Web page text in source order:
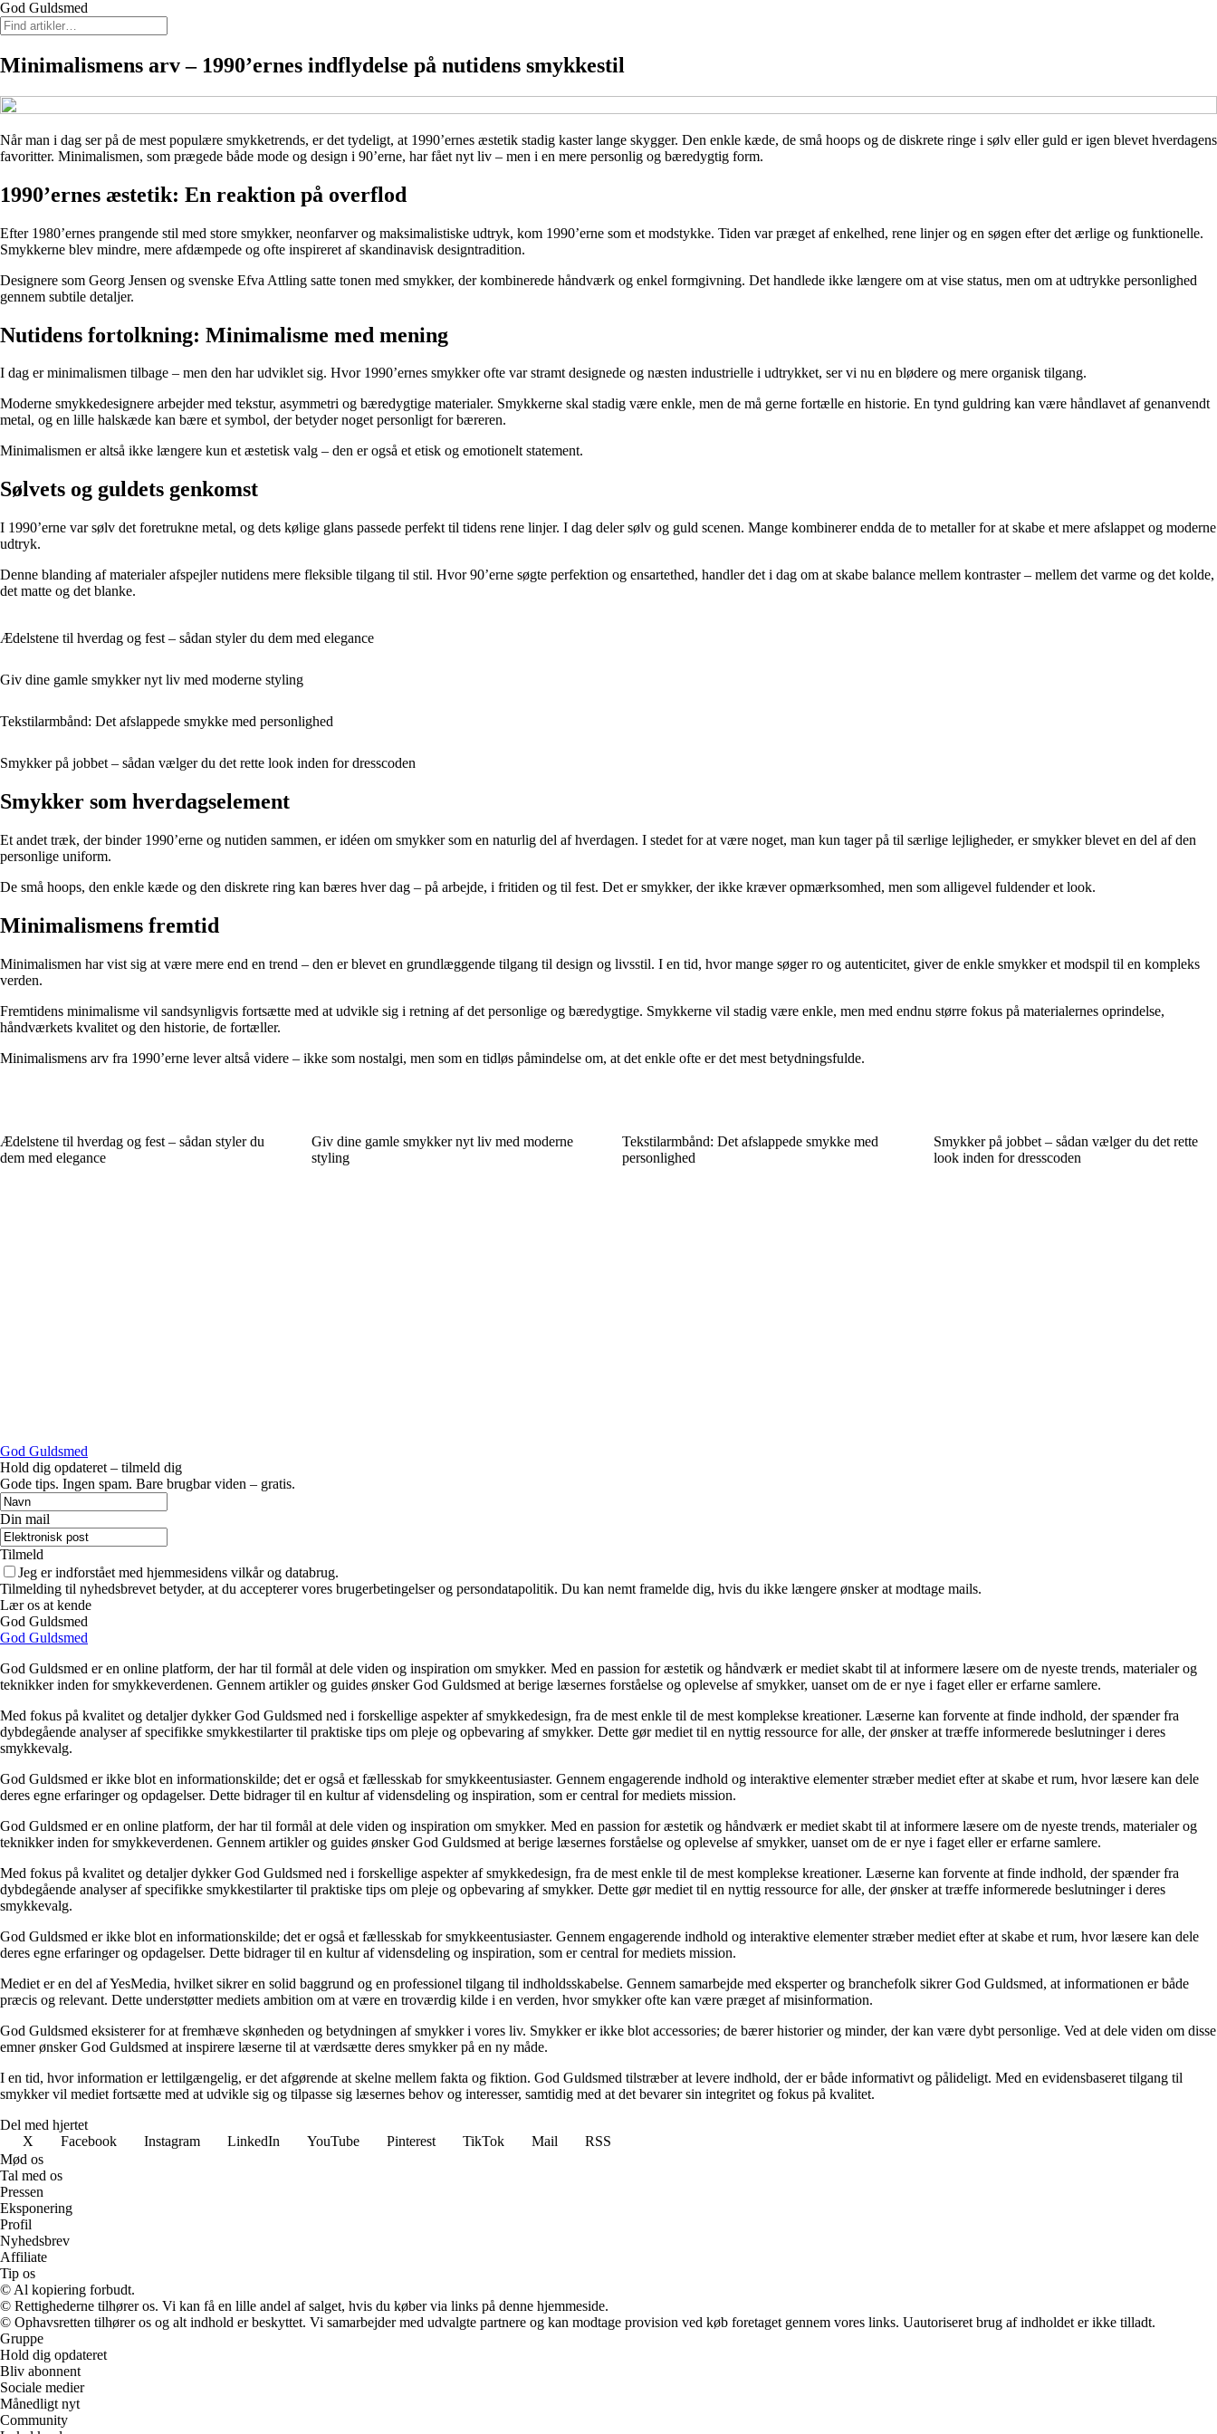
God Guldsmed
Minimalismens arv – 1990’ernes indflydelse på nutidens smykkestil
Når man i dag ser på de mest populære smykketrends, er det tydeligt, at 1990’ernes æstetik stadig kaster lange skygger. Den enkle kæde, de små hoops og de diskrete ringe i sølv eller guld er igen blevet hverdagens
favoritter. Minimalismen, som prægede både mode og design i 90’erne, har fået nyt liv – men i en mere personlig og bæredygtig form.
1990’ernes æstetik: En reaktion på overflod
Efter 1980’ernes prangende stil med store smykker, neonfarver og maksimalistiske udtryk, kom 1990’erne som et modstykke. Tiden var præget af enkelhed, rene linjer og en søgen efter det ærlige og funktionelle.
Smykkerne blev mindre, mere afdæmpede og ofte inspireret af skandinavisk designtradition.
Designere som Georg Jensen og svenske Efva Attling satte tonen med smykker, der kombinerede håndværk og enkel formgivning. Det handlede ikke længere om at vise status, men om at udtrykke personlighed
gennem subtile detaljer.
Nutidens fortolkning: Minimalisme med mening
I dag er minimalismen tilbage – men den har udviklet sig. Hvor 1990’ernes smykker ofte var stramt designede og næsten industrielle i udtrykket, ser vi nu en blødere og mere organisk tilgang.
Moderne smykkedesignere arbejder med tekstur, asymmetri og bæredygtige materialer. Smykkerne skal stadig være enkle, men de må gerne fortælle en historie. En tynd guldring kan være håndlavet af genanvendt
metal, og en lille halskæde kan bære et symbol, der betyder noget personligt for bæreren.
Minimalismen er altså ikke længere kun et æstetisk valg – den er også et etisk og emotionelt statement.
Sølvets og guldets genkomst
I 1990’erne var sølv det foretrukne metal, og dets kølige glans passede perfekt til tidens rene linjer. I dag deler sølv og guld scenen. Mange kombinerer endda de to metaller for at skabe et mere afslappet og moderne
udtryk.
Denne blanding af materialer afspejler nutidens mere fleksible tilgang til stil. Hvor 90’erne søgte perfektion og ensartethed, handler det i dag om at skabe balance mellem kontraster – mellem det varme og det kolde,
det matte og det blanke.
Ædelstene til hverdag og fest – sådan styler du dem med elegance
Giv dine gamle smykker nyt liv med moderne styling
Tekstilarmbånd: Det afslappede smykke med personlighed
Smykker på jobbet – sådan vælger du det rette look inden for dresscoden
Smykker som hverdagselement
Et andet træk, der binder 1990’erne og nutiden sammen, er idéen om smykker som en naturlig del af hverdagen. I stedet for at være noget, man kun tager på til særlige lejligheder, er smykker blevet en del af den
personlige uniform.
De små hoops, den enkle kæde og den diskrete ring kan bæres hver dag – på arbejde, i fritiden og til fest. Det er smykker, der ikke kræver opmærksomhed, men som alligevel fuldender et look.
Minimalismens fremtid
Minimalismen har vist sig at være mere end en trend – den er blevet en grundlæggende tilgang til design og livsstil. I en tid, hvor mange søger ro og autenticitet, giver de enkle smykker et modspil til en kompleks
verden.
Fremtidens minimalisme vil sandsynligvis fortsætte med at udvikle sig i retning af det personlige og bæredygtige. Smykkerne vil stadig være enkle, men med endnu større fokus på materialernes oprindelse,
håndværkets kvalitet og den historie, de fortæller.
Minimalismens arv fra 1990’erne lever altså videre – ikke som nostalgi, men som en tidløs påmindelse om, at det enkle ofte er det mest betydningsfulde.
Ædelstene til hverdag og fest – sådan styler du
dem med elegance
Giv dine gamle smykker nyt liv med moderne
styling
Tekstilarmbånd: Det afslappede smykke med
personlighed
Smykker på jobbet – sådan vælger du det rette
look inden for dresscoden
God Guldsmed
Hold dig opdateret – tilmeld dig
Gode tips. Ingen spam. Bare brugbar viden – gratis.
Din mail
Tilmeld
Jeg er indforstået med hjemmesidens vilkår og databrug.
Tilmelding til nyhedsbrevet betyder, at du accepterer vores brugerbetingelser og persondatapolitik. Du kan nemt framelde dig, hvis du ikke længere ønsker at modtage mails.
Lær os at kende
God Guldsmed
God Guldsmed
God Guldsmed er en online platform, der har til formål at dele viden og inspiration om smykker. Med en passion for æstetik og håndværk er mediet skabt til at informere læsere om de nyeste trends, materialer og
teknikker inden for smykkeverdenen. Gennem artikler og guides ønsker God Guldsmed at berige læsernes forståelse og oplevelse af smykker, uanset om de er nye i faget eller er erfarne samlere.
Med fokus på kvalitet og detaljer dykker God Guldsmed ned i forskellige aspekter af smykkedesign, fra de mest enkle til de mest komplekse kreationer. Læserne kan forvente at finde indhold, der spænder fra
dybdegående analyser af specifikke smykkestilarter til praktiske tips om pleje og opbevaring af smykker. Dette gør mediet til en nyttig ressource for alle, der ønsker at træffe informerede beslutninger i deres
smykkevalg.
God Guldsmed er ikke blot en informationskilde; det er også et fællesskab for smykkeentusiaster. Gennem engagerende indhold og interaktive elementer stræber mediet efter at skabe et rum, hvor læsere kan dele
deres egne erfaringer og opdagelser. Dette bidrager til en kultur af vidensdeling og inspiration, som er central for mediets mission.
God Guldsmed er en online platform, der har til formål at dele viden og inspiration om smykker. Med en passion for æstetik og håndværk er mediet skabt til at informere læsere om de nyeste trends, materialer og
teknikker inden for smykkeverdenen. Gennem artikler og guides ønsker God Guldsmed at berige læsernes forståelse og oplevelse af smykker, uanset om de er nye i faget eller er erfarne samlere.
Med fokus på kvalitet og detaljer dykker God Guldsmed ned i forskellige aspekter af smykkedesign, fra de mest enkle til de mest komplekse kreationer. Læserne kan forvente at finde indhold, der spænder fra
dybdegående analyser af specifikke smykkestilarter til praktiske tips om pleje og opbevaring af smykker. Dette gør mediet til en nyttig ressource for alle, der ønsker at træffe informerede beslutninger i deres
smykkevalg.
God Guldsmed er ikke blot en informationskilde; det er også et fællesskab for smykkeentusiaster. Gennem engagerende indhold og interaktive elementer stræber mediet efter at skabe et rum, hvor læsere kan dele
deres egne erfaringer og opdagelser. Dette bidrager til en kultur af vidensdeling og inspiration, som er central for mediets mission.
Mediet er en del af YesMedia, hvilket sikrer en solid baggrund og en professionel tilgang til indholdsskabelse. Gennem samarbejde med eksperter og branchefolk sikrer God Guldsmed, at informationen er både
præcis og relevant. Dette understøtter mediets ambition om at være en troværdig kilde i en verden, hvor smykker ofte kan være præget af misinformation.
God Guldsmed eksisterer for at fremhæve skønheden og betydningen af smykker i vores liv. Smykker er ikke blot accessories; de bærer historier og minder, der kan være dybt personlige. Ved at dele viden om disse
emner ønsker God Guldsmed at inspirere læserne til at værdsætte deres smykker på en ny måde.
I en tid, hvor information er lettilgængelig, er det afgørende at skelne mellem fakta og fiktion. God Guldsmed tilstræber at levere indhold, der er både informativt og pålideligt. Med en evidensbaseret tilgang til
smykker vil mediet fortsætte med at udvikle sig og tilpasse sig læsernes behov og interesser, samtidig med at det bevarer sin integritet og fokus på kvalitet.
Del med hjertet
X
Facebook Instagram LinkedIn YouTube Pinterest TikTok Mail
RSS
Mød os
Tal med os
Pressen
Eksponering
Profil
Nyhedsbrev
Affiliate
Tip os
© Al kopiering forbudt.
© Rettighederne tilhører os. Vi kan få en lille andel af salget, hvis du køber via links på denne hjemmeside.
© Ophavsretten tilhører os og alt indhold er beskyttet. Vi samarbejder med udvalgte partnere og kan modtage provision ved køb foretaget gennem vores links. Uautoriseret brug af indholdet er ikke tilladt.
Gruppe
Hold dig opdateret
Bliv abonnent
Sociale medier
Månedligt nyt
Community